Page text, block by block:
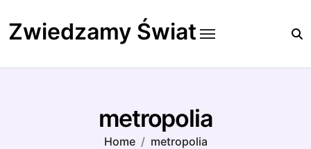
to
content
Zwiedzamy Świat
metropolia
Home metropolia